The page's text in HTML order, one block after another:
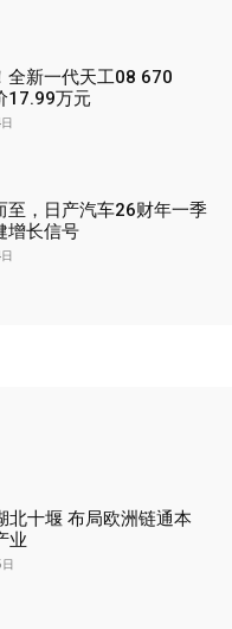
全新一代天工08 670
17.99万元
至，日产汽车26财年一季
增长信号
北十堰 布局欧洲链通本
业